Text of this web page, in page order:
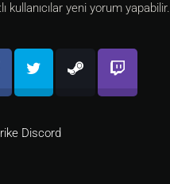
kullanıcılar yeni yorum yapabilir.